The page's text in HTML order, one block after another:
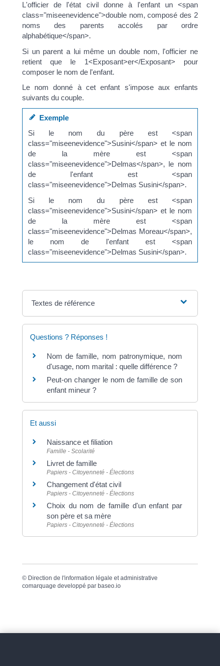
L'officier de l'état civil donne à l'enfant un <span
class="miseenevidence">double nom, composé des 2
noms des parents accolés par ordre
alphabétique</span>.
Si un parent a lui même un double nom, l'officier ne
retient que le 1<Exposant>er</Exposant> pour
composer le nom de l'enfant.
Le nom donné à cet enfant s'impose aux enfants
suivants du couple.
Exemple
Si le nom du père est <span
class="miseenevidence">Susini</span> et le nom
de la mère est <span
class="miseenevidence">Delmas</span>, le nom
de l'enfant est <span
class="miseenevidence">Delmas Susini</span>.
Si le nom du père est <span
class="miseenevidence">Susini</span> et le nom
de la mère est <span
class="miseenevidence">Delmas Moreau</span>,
le nom de l'enfant est <span
class="miseenevidence">Delmas Susini</span>.
Textes de référence
Questions ? Réponses !
Nom de famille, nom patronymique, nom
d'usage, nom marital : quelle différence ?
Peut-on changer le nom de famille de son
enfant mineur ?
Et aussi
Naissance et filiation
Famille - Scolarité
Livret de famille
Papiers - Citoyenneté - Élections
Changement d'état civil
Papiers - Citoyenneté - Élections
Choix du nom de famille d'un enfant par
son père et sa mère
Papiers - Citoyenneté - Élections
© Direction de l'information légale et administrative
comarquage developpé par baseo.io